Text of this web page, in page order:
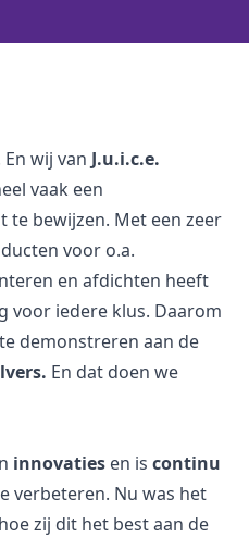
wij van J.u.i.c.e.
vaak een
bewijzen. Met een zeer
voor o.a.
en afdichten heeft
voor iedere klus. Daarom
demonstreren aan de
En dat doen we
innovaties en is continu
verbeteren. Nu was het
zij dit het best aan de